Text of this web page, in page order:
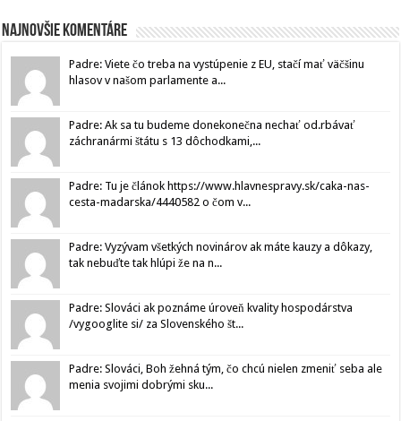
Najnovšie komentáre
Padre: Viete čo treba na vystúpenie z EU, stačí mať väčšinu
hlasov v našom parlamente a...
Padre: Ak sa tu budeme donekonečna nechať od.rbávať
záchranármi štátu s 13 dôchodkami,...
Padre: Tu je článok https://www.hlavnespravy.sk/caka-nas-
cesta-madarska/4440582 o čom v...
Padre: Vyzývam všetkých novinárov ak máte kauzy a dôkazy,
tak nebuďte tak hlúpi že na n...
Padre: Slováci ak poznáme úroveň kvality hospodárstva
/vygooglite si/ za Slovenského št...
Padre: Slováci, Boh žehná tým, čo chcú nielen zmeniť seba ale
menia svojimi dobrými sku...